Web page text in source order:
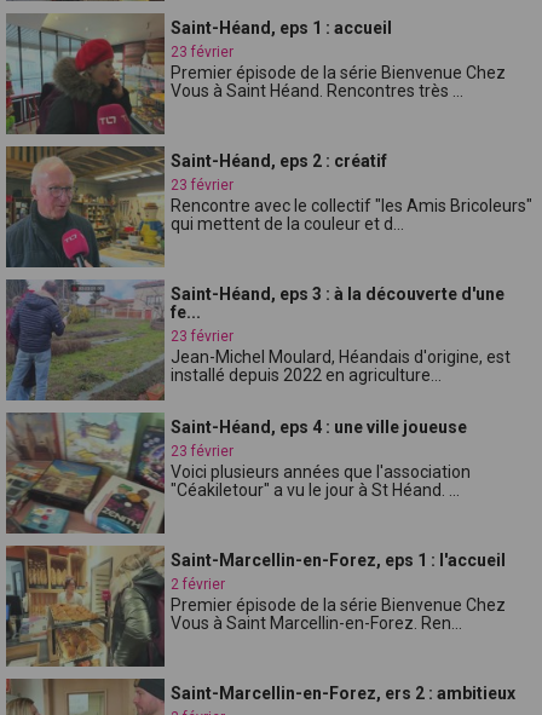
Saint-Héand, eps 1 : accueil
23 février
Premier épisode de la série Bienvenue Chez
Vous à Saint Héand. Rencontres très ...
Saint-Héand, eps 2 : créatif
23 février
Rencontre avec le collectif "les Amis Bricoleurs"
qui mettent de la couleur et d...
Saint-Héand, eps 3 : à la découverte d'une
fe...
23 février
Jean-Michel Moulard, Héandais d'origine, est
installé depuis 2022 en agriculture...
Saint-Héand, eps 4 : une ville joueuse
23 février
Voici plusieurs années que l'association
"Céakiletour" a vu le jour à St Héand. ...
Saint-Marcellin-en-Forez, eps 1 : l'accueil
2 février
Premier épisode de la série Bienvenue Chez
Vous à Saint Marcellin-en-Forez. Ren...
Saint-Marcellin-en-Forez, ers 2 : ambitieux